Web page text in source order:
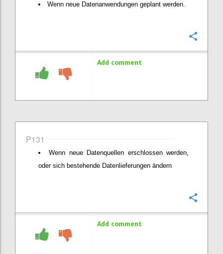
Wenn neue Datenanwendungen geplant werden.
Add comment
P131
Wenn neue Datenquellen erschlossen werden,
oder sich bestehende Datenlieferungen ändern
Add comment